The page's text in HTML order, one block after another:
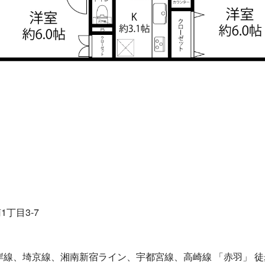
丁目3-7
、埼京線、湘南新宿ライン、宇都宮線、高崎線 「赤羽」